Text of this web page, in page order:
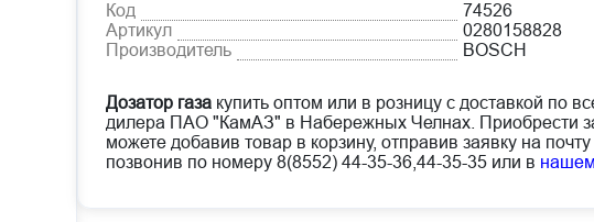
Код
74526
Артикул
0280158828
Производитель
BOSCH
Дозатор газа купить оптом или в розницу с доставкой по
дилера ПАО "КамАЗ" в Набережных Челнах. Приобрести
можете добавив товар в корзину, отправив заявку на почту
позвонив по номеру 8(8552) 44-35-36,44-35-35 или в